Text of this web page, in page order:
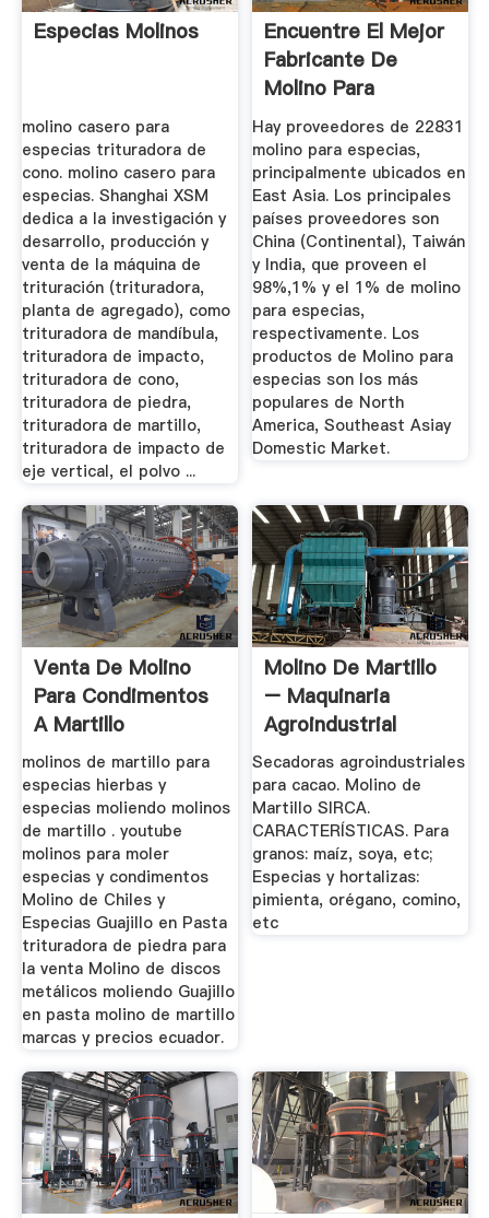
Especias Molinos
molino casero para
especias trituradora de
cono. molino casero para
especias. Shanghai XSM
dedica a la investigación y
desarrollo, producción y
venta de la máquina de
trituración (trituradora,
planta de agregado), como
trituradora de mandíbula,
trituradora de impacto,
trituradora de cono,
trituradora de piedra,
trituradora de martillo,
trituradora de impacto de
eje vertical, el polvo ...
Encuentre El Mejor
Fabricante De
Molino Para
Especias Y ...
Hay proveedores de 22831
molino para especias,
principalmente ubicados en
East Asia. Los principales
países proveedores son
China (Continental), Taiwán
y India, que proveen el
98%,1% y el 1% de molino
para especias,
respectivamente. Los
productos de Molino para
especias son los más
populares de North
America, Southeast Asiay
Domestic Market.
Venta De Molino
Para Condimentos
A Martillo
molinos de martillo para
especias hierbas y
especias moliendo molinos
de martillo . youtube
molinos para moler
especias y condimentos
Molino de Chiles y
Especias Guajillo en Pasta
trituradora de piedra para
la venta Molino de discos
metálicos moliendo Guajillo
en pasta molino de martillo
marcas y precios ecuador.
Molino De Martillo
– Maquinaria
Agroindustrial
SIRCA
Secadoras agroindustriales
para cacao. Molino de
Martillo SIRCA.
CARACTERÍSTICAS. Para
granos: maíz, soya, etc;
Especias y hortalizas:
pimienta, orégano, comino,
etc